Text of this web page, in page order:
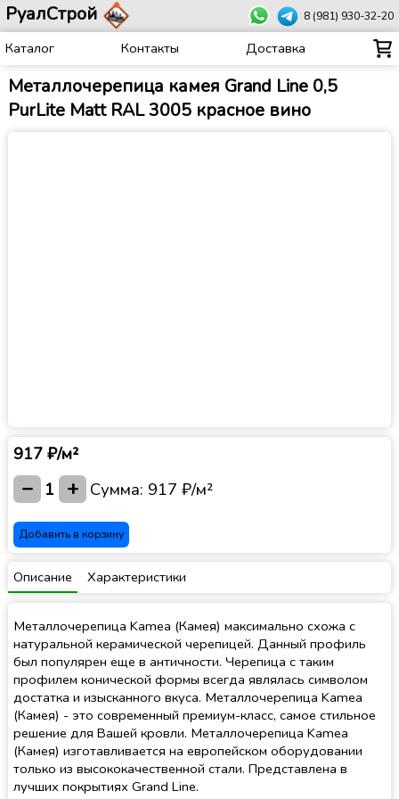
РуалСтрой 8 (981) 930-32-20
Каталог Контакты Доставка
Металлочерепица камея Grand Line 0,5
PurLite Matt RAL 3005 красное вино
917 ₽/м²
− 1 + Сумма: 917 ₽/м²
Добавить в корзину
Описание Характеристики
Металлочерепица Kamea (Камея) максимально схожа с
натуральной керамической черепицей. Данный профиль
был популярен еще в античности. Черепица с таким
профилем конической формы всегда являлась символом
достатка и изысканного вкуса. Металлочерепица Kamea
(Камея) - это современный премиум-класс, самое стильное
решение для Вашей кровли. Металлочерепица Kamea
(Камея) изготавливается на европейском оборудовании
только из высококачественной стали. Представлена в
лучших покрытиях Grand Line.